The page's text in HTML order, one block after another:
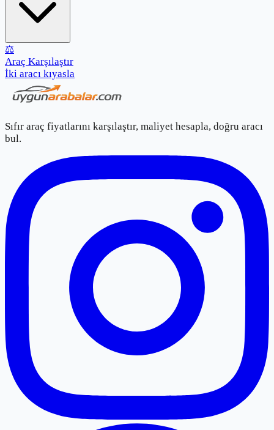
⚖️
Araç Karşılaştır
İki aracı kıyasla
Sıfır araç fiyatlarını karşılaştır, maliyet hesapla, doğru aracı
bul.